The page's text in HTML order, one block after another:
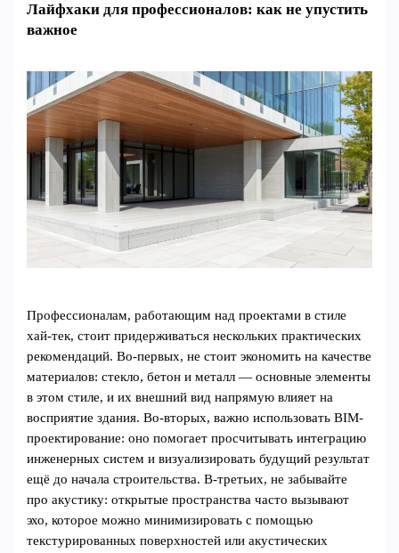
Лайфхаки для профессионалов: как не упустить
важное
Профессионалам, работающим над проектами в стиле
хай-тек, стоит придерживаться нескольких практических
рекомендаций. Во-первых, не стоит экономить на качестве
материалов: стекло, бетон и металл — основные элементы
в этом стиле, и их внешний вид напрямую влияет на
восприятие здания. Во-вторых, важно использовать BIM-
проектирование: оно помогает просчитывать интеграцию
инженерных систем и визуализировать будущий результат
ещё до начала строительства. В-третьих, не забывайте
про акустику: открытые пространства часто вызывают
эхо, которое можно минимизировать с помощью
текстурированных поверхностей или акустических